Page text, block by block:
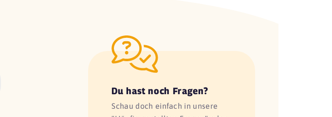
Du hast noch Fragen?
Schau doch einfach in unsere